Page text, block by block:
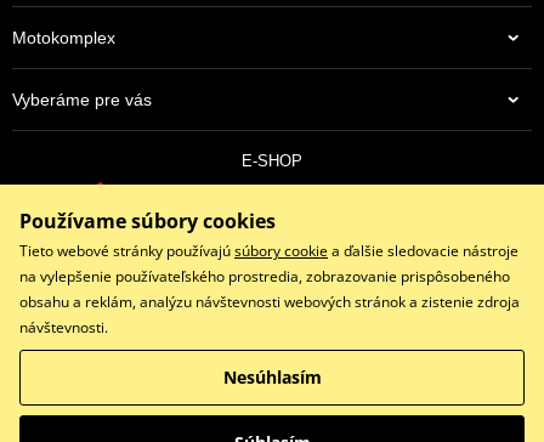
Motokomplex
Vyberáme pre vás
E-SHOP
objednavky@eshopmotokomplex.sk
Po - Pia: 8:30-17:00 | Nedeľa: ZATVORENÉ
Facebook
Copyright © 2026 www.eshopmotokomplex.sk
Všetky práva vyhradené
Používame súbory cookies
Tieto webové stránky používajúsúbory cookiea ďalšie sledovacie nástroje
na vylepšenie používateľského prostredia, zobrazovanie prispôsobeného
obsahu a reklám, analýzu návštevnosti webových stránok a zistenie zdroja
návštevnosti.
Nesúhlasím